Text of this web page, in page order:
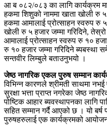
आ ब ०८२/०८३ का लागि कार्यक्रम
हकमा शिशुको नाममा खाता खोली रु ५
हकमा आमालाई प्रोत्साहन स्वरुप रु
खोली रु ५ हजार जम्मा गरिदिने,
आमालाई प्रोत्साहन स्वरुप रु १०
रु १० हजार जम्मा गरिदिने ब्यबस्था
सन्तवीर लिम्बुले बताउनुभयो ।
जेष्ठ नागरिक एकल पुरुष सम्मान
विभिन्न कारणले श्रीमती साथमा
सुरक्षा भत्ता प्राप्त नगरेका जेष्ठ
पोष्टिक आहार ब्यवस्थापनका लागि
सहित सम्मान गर्दै आएको छ । यो
पुरुषहरुलाई एक कार्यक्रमको